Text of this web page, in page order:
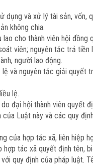
dụng và xử lý tài sản, vốn,
không chia.
cho thành viên hội đồng
viên; nguyên tắc trả tiền
người lao động.
và nguyên tắc giải quyết
lệ.
đại hội thành viên quyết
Luật này và các quy
của hợp tác xã, liên hiệp
hợp tác xã quyết định tên,
quy định của pháp luật.